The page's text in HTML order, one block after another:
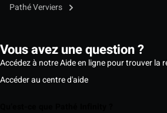
Pathé Verviers
Vous avez une question ?
Accédez à notre Aide en ligne pour trouver la
Accéder au centre d'aide